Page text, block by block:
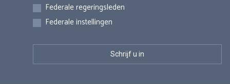
Federale regeringsleden
Federale instellingen